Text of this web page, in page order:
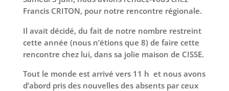
Francis CRITON, pour notre rencontre régionale.
Il avait décidé, du fait de notre nombre restreint
cette année (nous n’étions que 8) de faire cette
rencontre chez lui, dans sa jolie maison de CISSE.
Tout le monde est arrivé vers 11 h et nous avons
d’abord pris des nouvelles des absents par ceux